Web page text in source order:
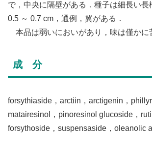
で，中央に隔壁がある．種子は細長い長
0.5 ～ 0.7 cm，通例，翼がある．
本品は弱いにおいがあり，味は僅かに
成 分
forsythiaside，arctiin，arctigenin，
matairesinol，pinoresinol glucoside，
forsythoside，suspensaside，oleanolic